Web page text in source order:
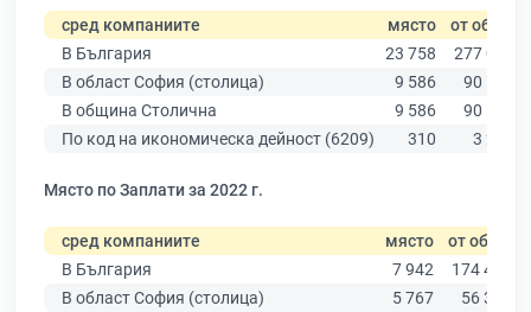
сред компаниите място от общо
В България
23 758
277 019
В област София (столица)
9 586
90 178
В община Столична
9 586
90 178
По код на икономическа дейност (6209)
310 3 288
Място по Заплати за 2022 г.
сред компаниите място от общо
В България
7 942
174 403
В област София (столица)
5 767
56 378